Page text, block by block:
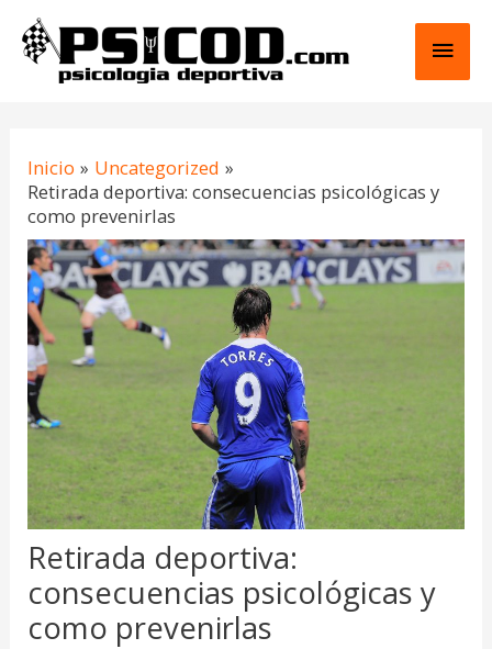
contenido
Inicio
Uncategorized
Retirada deportiva: consecuencias psicológicas y
como prevenirlas
Retirada deportiva:
consecuencias psicológicas y
como prevenirlas
de
entradas